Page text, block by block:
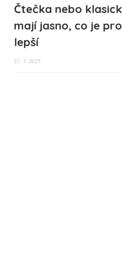
Čtečka nebo
mají jasno, co je
lepší
21. 7. 2021